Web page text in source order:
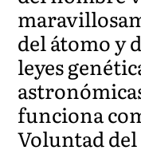
del átomo y
leyes
funciona
Voluntad